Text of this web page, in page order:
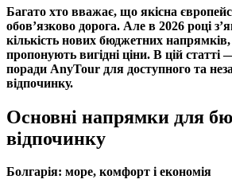
Багато хто вважає, що якісна
обов’язково дорога. Але в 2026 році
кількість нових бюджетних
пропонують вигідні ціни. В цій статті
поради AnyTour для доступного та
відпочинку.
Основні напрямки для
відпочинку
Болгарія: море, комфорт і економія